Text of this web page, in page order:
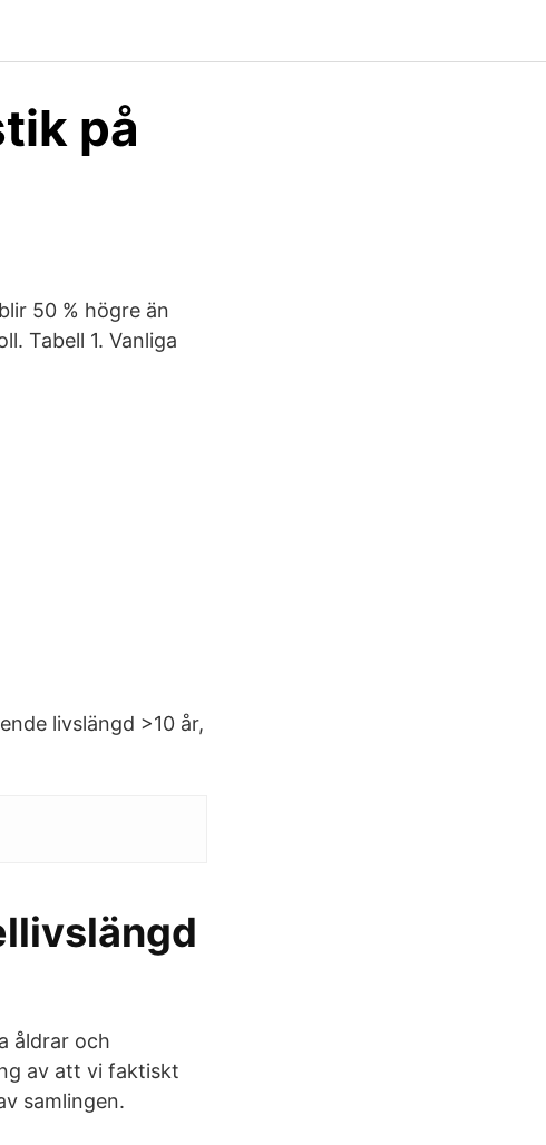
på
50 % högre än
Tabell 1. Vanliga
livslängd >10 år,
åldrar och
av att vi faktiskt
samlingen.